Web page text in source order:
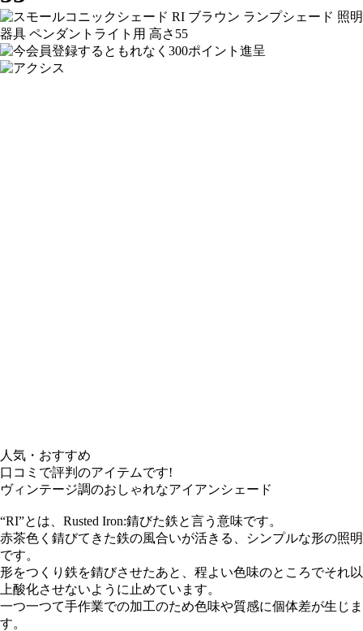
人気・おすすめ
口コミで評判のアイテムです!
ヴィンテージ調のおしゃれなアイアンシェード
“RI”とは、Rusted Iron:錆びた鉄と言う意味です。
赤茶色く錆びてきた鉄の風合いが活きる、シンプルな形の照明
です。
形をつくり鉄を錆びさせたあと、程よい色味のところでそれ以
上酸化させないように止めています。
一つ一つて手作業での加工のため色味や質感に個体差が生じま
す。